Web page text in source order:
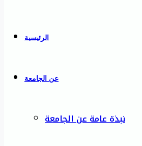
الرئيسية
عن الجامعة
نبذة عامة عن الجامعة